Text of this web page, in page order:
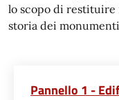
lo scopo di restituire
storia dei monumenti
Pannello 1 -